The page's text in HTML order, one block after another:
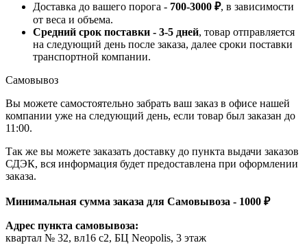
Доставка до вашего порога - 700-3000 ₽, в зависимости
от веса и объема.
Средний срок поставки - 3-5 дней, товар отправляется
на следующий день после заказа, далее сроки поставки
транспортной компании.
Самовывоз
Вы можете самостоятельно забрать ваш заказ в офисе нашей
компании уже на следующий день, если товар был заказан до
11:00.
Так же вы можете заказать доставку до пункта выдачи заказов
СДЭК, вся информация будет предоставлена при оформлении
заказа.
Минимальная сумма заказа для Самовывоза - 1000 ₽
Адрес пункта самовывоза:
квартал № 32, вл16 с2, БЦ Neopolis, 3 этаж